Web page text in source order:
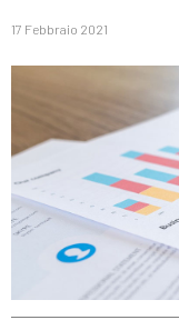
17 Febbraio 2021